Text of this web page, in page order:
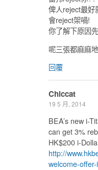
俾人reject最好
會reject架喎!
你了解下原因
呢三張都麻麻
回覆
Chiccat
19 5 月, 2014
BEA’s new i-
can get 3%
HK$200 i-
http://
welcome-